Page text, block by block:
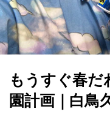
もうすぐ春だ
園計画｜白鳥